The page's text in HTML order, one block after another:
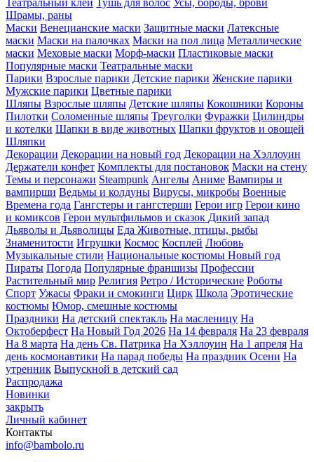
Театральный клей Тушь для волос Усы, бороды, брови
Шрамы, раны
Маски Венецианские маски Защитные маски Латексные
маски Маски на палочках Маски на пол лица Металлические
маски Меховые маски Морф-маски Пластиковые маски
Популярные маски Театральные маски
Парики Взрослые парики Детские парики Женские парики
Мужские парики Цветные парики
Шляпы Взрослые шляпы Детские шляпы Кокошники Короны
Пилотки Соломенные шляпы Треуголки Фуражки Цилиндры
и котелки Шапки в виде животных Шапки фруктов и овощей
Шляпки
Декорации Декорации на новый год Декорации на Хэллоуин
Держатели конфет Комплекты для постановок Маски на стену
Темы и персонажи Steampunk Ангелы Аниме Вампиры и
вампирши Ведьмы и колдуны Вирусы, микробы Военные
Времена года Гангстеры и гангстерши Герои игр Герои кино
и комиксов Герои мультфильмов и сказок Дикий запад
Дьяволы и Дьяволицы Еда Животные, птицы, рыбы
Знаменитости Игрушки Космос Косплей Любовь
Музыкальные стили Национальные костюмы Новый год
Пираты Погода Популярные франшизы Профессии
Растительный мир Религия Ретро / Исторические Роботы
Спорт Ужасы Фраки и смокинги Цирк Школа Эротические
костюмы Юмор, смешные костюмы
Праздники На детский спектакль На масленицу На
Октоберфест На Новый Год 2026 На 14 февраля На 23 февраля
На 8 марта На день Св. Патрика На Хэллоуин На 1 апреля На
день космонавтики На парад победы На праздник Осени На
утренник Выпускной в детский сад
Распродажа
Новинки
закрыть
Личный кабинет
Контакты
info@bambolo.ru